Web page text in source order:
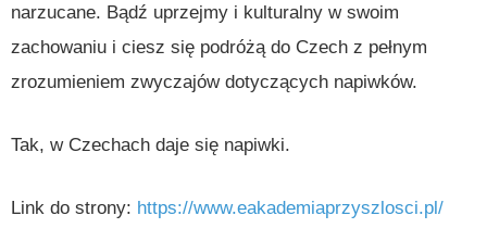
narzucane. Bądź uprzejmy i kulturalny w swoim
zachowaniu i ciesz się podróżą do Czech z pełnym
zrozumieniem zwyczajów dotyczących napiwków.
Tak, w Czechach daje się napiwki.
Link do strony: https://www.eakademiaprzyszlosci.pl/